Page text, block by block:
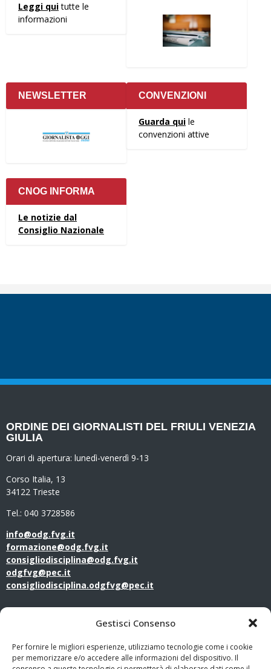
Gestisci Consenso
Per fornire le migliori esperienze, utilizziamo tecnologie come i cookie
per memorizzare e/o accedere alle informazioni del dispositivo. Il
Leggi quitutte le
informazioni
NEWSLETTER CONVENZIONI
Guarda qui le
convenzioni attive
CNOG INFORMA
Le notizie dal
Consiglio Nazionale
ORDINE DEI GIORNALISTI DEL FRIULI VENEZIA
GIULIA
Orari di apertura: lunedì-venerdì 9-13
Corso Italia, 13
34122 Trieste
Tel.: 040 3728586
info@odg.fvg.it
formazione@odg.fvg.it
consigliodisciplina@odg.fvg.it
odgfvg@pec.it
consigliodisciplina.odgfvg@pec.it